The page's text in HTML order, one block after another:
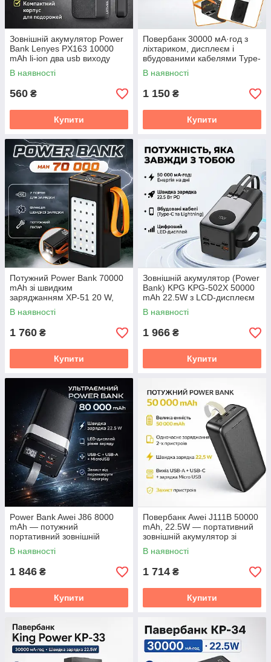
Зовнішній акумулятор Power
Bank Lenyes PX163 10000
mAh li-ion два usb виходу
136х68х15 6 мм
В наявності
560 ₴
Купити
Повербанк 30000 мА·год з
ліхтариком, дисплеєм і
вбудованими кабелями Type-
C | Lightning TUGII-Y103
В наявності
1 150 ₴
Купити
Потужний Power Bank 70000
mAh зі швидким
заряджанням XP-51 20 W,
кемпінговою LED-лампою та
цифровим дисплеєм
В наявності
1 760 ₴
Купити
Зовнішній акумулятор (Power
Bank) KPG KPG-502X 50000
mAh 22.5W з LCD-дисплеєм
В наявності
1 966 ₴
Купити
Power Bank Awei J86 8000
mAh — потужний
портативний зовнішній
акумулятор зі швидким
заряджанням
В наявності
1 846 ₴
Купити
Повербанк Awei J111B 50000
mAh, 22.5W — портативний
зовнішній акумулятор зі
швидким заряджанням, 3
виходи, Li-Pol, чорний
В наявності
1 714 ₴
Купити